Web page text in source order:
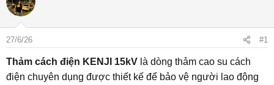
27/6/26 #1
Thảm cách điện KENJI 15kV là dòng thảm cao su cách
điện chuyên dụng được thiết kế để bảo vệ người lao động